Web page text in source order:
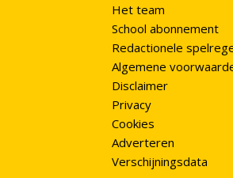
Het team
School abonnement
Redactionele
Algemene
Disclaimer
Privacy
Cookies
Adverteren
Verschijningsdata